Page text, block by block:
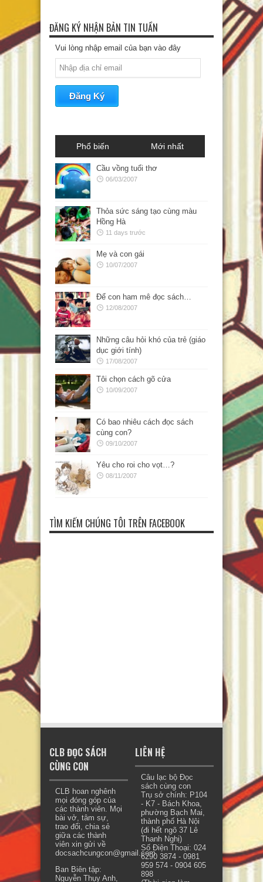
ĐĂNG KÝ NHẬN BẢN TIN TUẦN
Vui lòng nhập email của bạn vào đây
Phổ biến Mới nhất
Cầu vồng tuổi thơ
06/03/2007
Thỏa sức sáng tạo cùng màu
Hồng Hà
11 days trước
Mẹ và con gái
10/07/2007
Để con ham mê đọc sách…
12/08/2007
Những câu hỏi khó của trẻ (giáo
dục giới tính)
17/08/2007
Tôi chọn cách gõ cửa
10/09/2007
Có bao nhiêu cách đọc sách
cùng con?
09/10/2007
Yêu cho roi cho vọt…?
08/11/2007
TÌM KIẾM CHÚNG TÔI TRÊN FACEBOOK
CLB ĐỌC SÁCH
CÙNG CON
CLB hoan nghênh
mọi đóng góp của
các thành viên. Mọi
bài vở, tâm sự,
trao đổi, chia sẻ
giữa các thành
viên xin gửi về
docsachcungcon@gmail.com.
Ban Biên tập:
Nguyễn Thụy Anh,
LIÊN HỆ
Câu lạc bộ Đọc
sách cùng con
Trụ sở chính: P104
- K7 - Bách Khoa,
phường Bạch Mai,
thành phố Hà Nội
(đi hết ngõ 37 Lê
Thanh Nghị)
Số Điện Thoại: 024
6290 3874 - 0981
959 574 - 0904 605
898